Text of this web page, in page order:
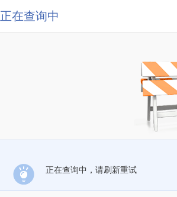
正在查询中
正在查询中，请刷新重试